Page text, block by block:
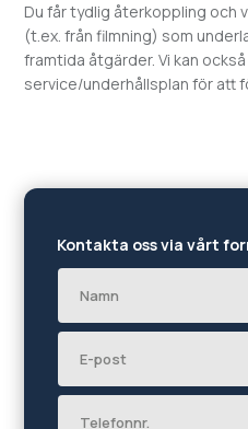
Du får tydlig återkoppling och
(t.ex. från filmning) som
framtida åtgärder. Vi kan
service/underhållsplan för att
Kontakta oss via vårt